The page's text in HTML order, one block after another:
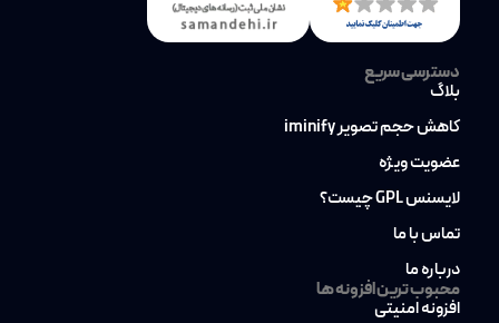
دسترسی سریع
بلاگ
کاهش حجم تصویر iminify
عضویت ویژه
لایسنس GPL چیست؟
تماس با ما
درباره ما
محبوب ترین افزونه ها
افزونه امنیتی